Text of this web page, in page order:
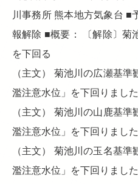
川事務所 熊本地方気象台 ■
報解除 ■概要： 〔解除〕菊
を下回る
（主文） 菊池川の広瀬基
濫注意水位」を下回りました
（主文） 菊池川の山鹿基
濫注意水位」を下回りました
（主文） 菊池川の玉名基
濫注意水位」を下回りました